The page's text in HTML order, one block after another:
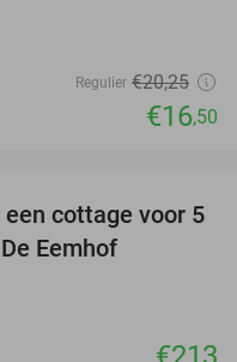
Regulier €20,25
€16,50
cottage voor 5
Eemhof